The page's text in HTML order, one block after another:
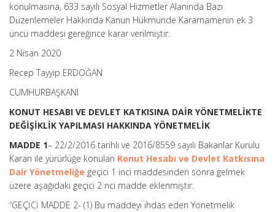
konulmasına, 633 sayılı Sosyal Hizmetler Alanında Bazı
Düzenlemeler Hakkında Kanun Hükmünde Kararnamenin ek 3
üncü maddesi gereğince karar verilmiştir.
2 Nisan 2020
Recep Tayyip ERDOĞAN
CUMHURBAŞKANI
KONUT HESABI VE DEVLET KATKISINA DAİR YÖNETMELİKTE
DEĞİŞİKLİK YAPILMASI HAKKINDA YÖNETMELİK
MADDE 1– 22/2/2016 tarihli ve 2016/8559 sayılı Bakanlar Kurulu
Kararı ile yürürlüğe konulan Konut Hesabı ve Devlet Katkısına
Dair Yönetmeliğe geçici 1 inci maddesinden sonra gelmek
üzere aşağıdaki geçici 2 nci madde eklenmiştir.
“GEÇİCİ MADDE 2- (1) Bu maddeyi ihdas eden Yönetmelik